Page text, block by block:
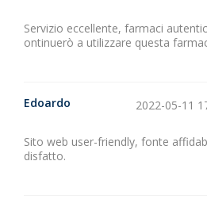
Servizio eccellente, farmaci
ontinuerò a utilizzare questa
Edoardo 2022-05-11
Sito web user-friendly, fonte
disfatto.